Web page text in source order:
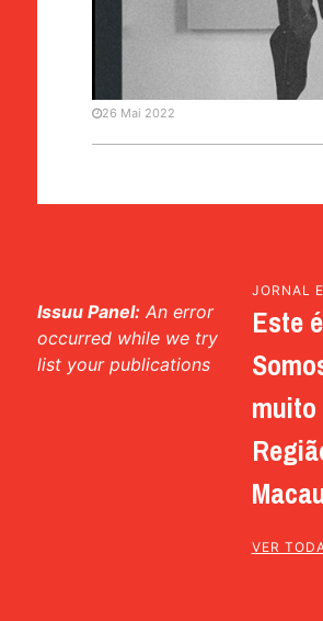
António Vale
Ma’am”:
26 Mai 2022
Issuu Panel: An error
occurred while we try
list your publications
JORNAL
Este
VER